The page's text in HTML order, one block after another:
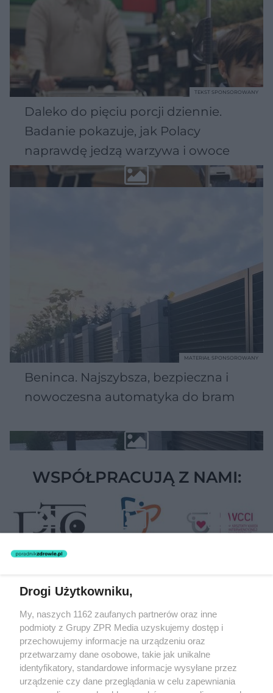
Daleko do pięciu porcji dziennie.
Badanie pokazuje, jak Polacy
naprawdę jedzą warzywa i owoce
TEKST SPONSOROWANY
Beninca. Najszybsza, bezpieczna i
nowoczesna automatyka do bram
MATERIAŁ SPONSOROWANY
WSPÓŁPRACUJĄ Z NAMI:
rozpowszechniany lub dalej rozpowszechniany w jakikolwiek sposób
(w tym także elektroniczny lub mechaniczny) na jakimkolwiek polu
eksploatacji w jakiejkolwiek formie, włącznie z umieszczaniem w
Internecie bez pisemnej zgody właściciela praw. Jakiekolwiek użycie
lub wykorzystanie utworów w całości lub w części z naruszeniem
prawa, tzn. bez właściwej zgody, jest zabronione pod groźbą kary i
może być ścigane prawnie.
Drogi Użytkowniku,
My, naszych 1162 zaufanych partnerów oraz inne
podmioty z Grupy ZPR Media uzyskujemy dostęp i
przechowujemy informacje na urządzeniu oraz
przetwarzamy dane osobowe, takie jak unikalne
identyfikatory, standardowe informacje wysyłane przez
urządzenie czy dane przeglądania w celu zapewniania